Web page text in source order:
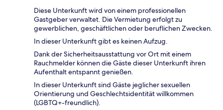
Diese Unterkunft wird von einem professionellen
Gastgeber verwaltet. Die Vermietung erfolgt zu
gewerblichen, geschäftlichen oder beruflichen Zwecken.
In dieser Unterkunft gibt es keinen Aufzug.
Dank der Sicherheitsausstattung vor Ort mit einem
Rauchmelder können die Gäste dieser Unterkunft ihren
Aufenthalt entspannt genießen.
In dieser Unterkunft sind Gäste jeglicher sexuellen
Orientierung und Geschlechtsidentität willkommen
(LGBTQ+-freundlich).